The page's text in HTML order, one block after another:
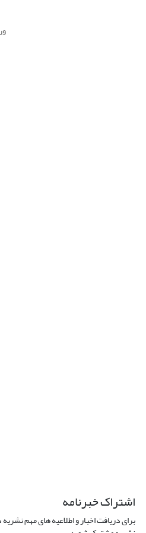
اشتراک خبرنامه
برای دریافت اخبار و اطلاعیه های مهم